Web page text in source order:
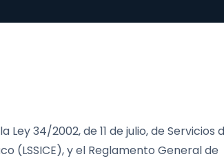
34/2002, de 11 de julio, de Servicios
(LSSICE), y el Reglamento General de